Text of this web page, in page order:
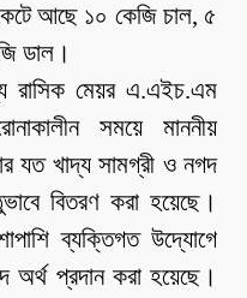
আছে ১০ কেজি চাল, ৫
ডাল।
রাসিক মেয়র এ.এইচ.এম
সময়ে মাননীয়
যত খাদ্য সামগ্রী ও নগদ
বিতরণ করা হয়েছে।
ব্যক্তিগত উদ্যোগে
অর্থ প্রদান করা হয়েছে।